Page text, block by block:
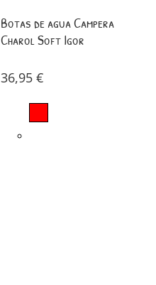
Botas de agua Campera
Charol Soft Igor
36,95 €